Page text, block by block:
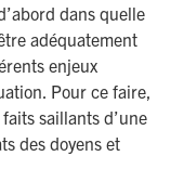
dans quelle
adéquatement
enjeux
Pour ce faire,
saillants d’une
des doyens et